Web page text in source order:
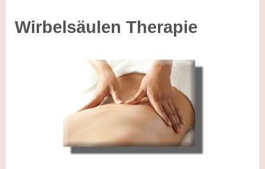
Wirbelsäulen Therapie